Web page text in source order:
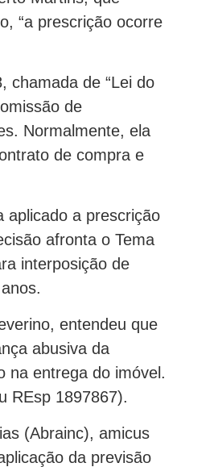
“a prescrição ocorre
chamada de “Lei do
de
Normalmente, ela
de compra e
aplicado a prescrição
afronta o Tema
interposição de
entendeu que
abusiva da
na entrega do imóvel.
REsp 1897867).
(Abrainc), amicus
da previsão